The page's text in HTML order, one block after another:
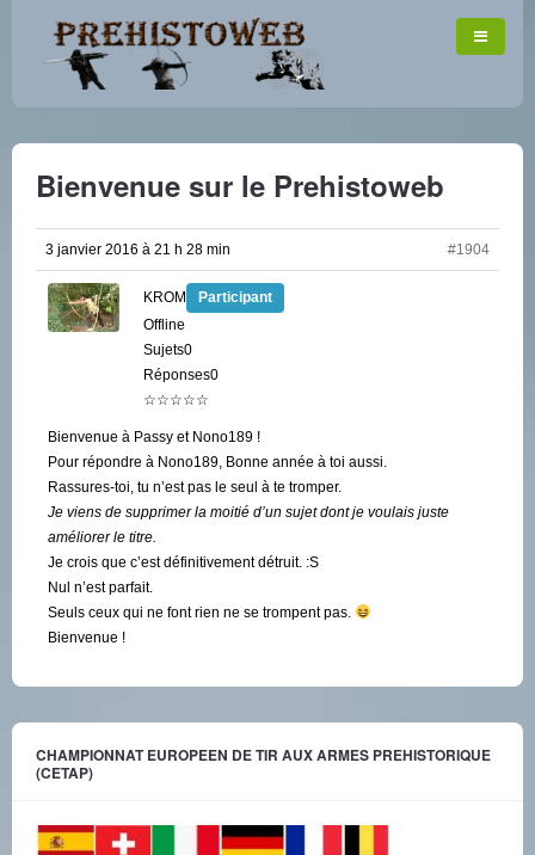
Bienvenue sur le Prehistoweb
3 janvier 2016 à 21 h 28 min #1904
KROM
Participant
Offline
Sujets0
Réponses0
☆☆☆☆☆
Bienvenue à Passy et Nono189 !
Pour répondre à Nono189, Bonne année à toi aussi.
Rassures-toi, tu n’est pas le seul à te tromper.
Je viens de supprimer la moitié d’un sujet dont je voulais juste
améliorer le titre.
Je crois que c’est définitivement détruit. :S
Nul n’est parfait.
Seuls ceux qui ne font rien ne se trompent pas.
Bienvenue !
CHAMPIONNAT EUROPEEN DE TIR AUX ARMES PREHISTORIQUE
(CETAP)